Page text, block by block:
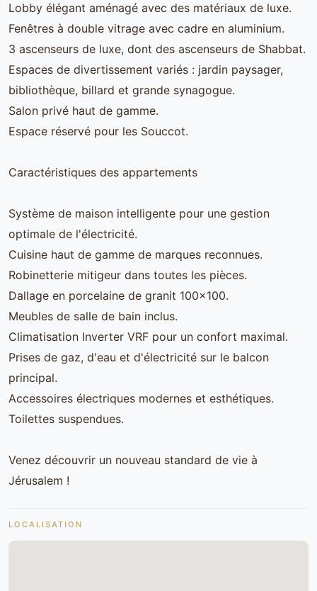
Lobby élégant aménagé avec des matériaux de luxe.
Fenêtres à double vitrage avec cadre en aluminium.
3 ascenseurs de luxe, dont des ascenseurs de Shabbat.
Espaces de divertissement variés : jardin paysager,
bibliothèque, billard et grande synagogue.
Salon privé haut de gamme.
Espace réservé pour les Souccot.
Caractéristiques des appartements
Système de maison intelligente pour une gestion
optimale de l'électricité.
Cuisine haut de gamme de marques reconnues.
Robinetterie mitigeur dans toutes les pièces.
Dallage en porcelaine de granit 100x100.
Meubles de salle de bain inclus.
Climatisation Inverter VRF pour un confort maximal.
Prises de gaz, d'eau et d'électricité sur le balcon
principal.
Accessoires électriques modernes et esthétiques.
Toilettes suspendues.
Venez découvrir un nouveau standard de vie à
Jérusalem !
LOCALISATION